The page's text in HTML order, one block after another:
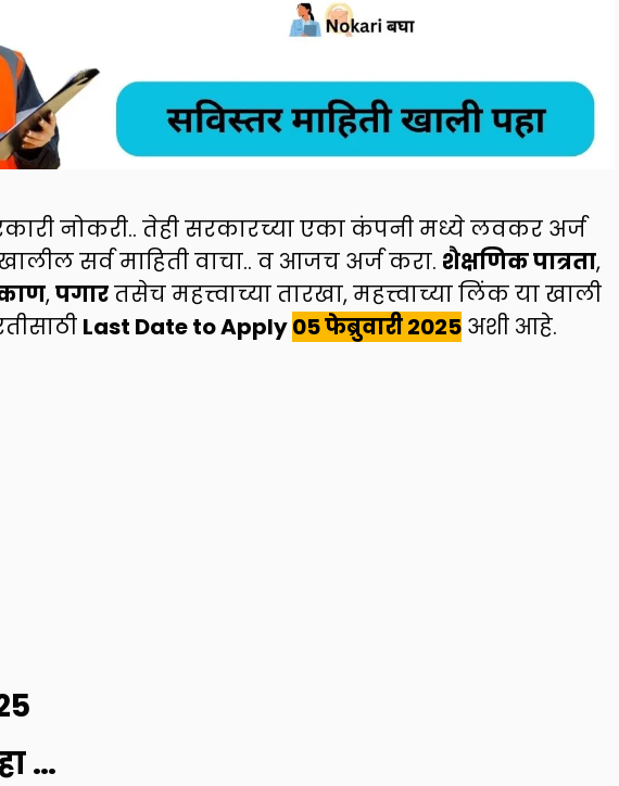
नोकरी.. तेही सरकारच्या एका कंपनी मध्ये लवकर अर्ज
सर्व माहिती वाचा.. व आजच अर्ज करा. शैक्षणिक पात्रता,
,पगारतसेच महत्त्वाच्या तारखा, महत्त्वाच्या लिंक या खाली
Last Date to Apply05 फेब्रुवारी 2025 अशी आहे.
…